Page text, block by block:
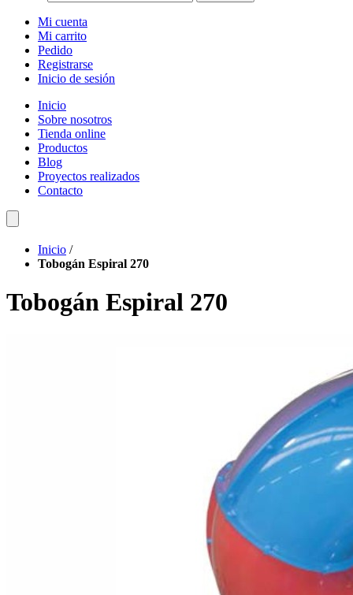
Mi cuenta
Mi carrito
Pedido
Registrarse
Inicio de sesión
Inicio
Sobre nosotros
Tienda online
Productos
Blog
Proyectos realizados
Contacto
Inicio /
Tobogán Espiral 270
Tobogán Espiral 270